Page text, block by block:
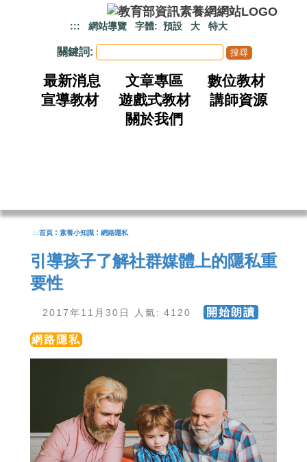
::: 網站導覽 字體: 預設 大 特大
關鍵詞:
最新消息 文章專區
數位教材
宣導教材
遊戲式教材
講師資源
關於我們
:::首頁 : 素養小知識 : 網路隱私
引導孩子了解社群媒體上的隱私重
要性
2017年11月30日 人氣: 4120 開始朗讀
網路隱私